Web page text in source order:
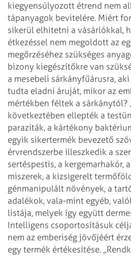
kiegyensúlyozott étrend nem
tápanyagok bevitelére. Miért
sikerül elhitetni a vásárlókkal,
étkezéssel nem megoldott az
megőrzéséhez szükséges
bizony kiegészítőkre van
a mesebeli sárkányfűárusra,
tudta eladni áruját, mikor az
mértékben féltek a sárkánytól?
következtében ellepték a
paraziták, a kártékony
egyik sikertermék bevezető
érvrendszerbe illeszkedik a
sertéspestis, a kergemarhakór,
miszerek, a kizsigerelt
génmanipulált növények, a
adalékok, vala-mint egyéb,
listája, melyek így együtt
Intelligens csoportosításuk
nem az emberiség jövőjéért
egy termék értékesítése.